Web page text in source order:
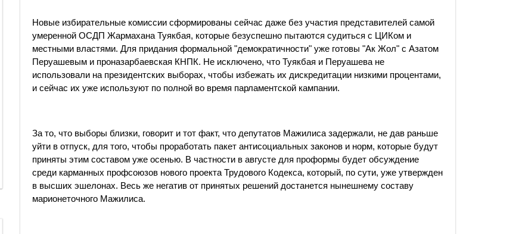
Новые избирательные комиссии сформированы сейчас даже без участия представителей самой
умеренной ОСДП Жармахана Туякбая, которые безуспешно пытаются судиться с ЦИКом и
местными властями. Для придания формальной "демократичности" уже готовы "Ак Жол" с Азатом
Перуашевым и проназарбаевская КНПК. Не исключено, что Туякбая и Перуашева не
использовали на президентских выборах, чтобы избежать их дискредитации низкими процентами,
и сейчас их уже используют по полной во время парламентской кампании.
За то, что выборы близки, говорит и тот факт, что депутатов Мажилиса задержали, не дав раньше
уйти в отпуск, для того, чтобы проработать пакет антисоциальных законов и норм, которые будут
приняты этим составом уже осенью. В частности в августе для проформы будет обсуждение
среди карманных профсоюзов нового проекта Трудового Кодекса, который, по сути, уже утвержден
в высших эшелонах. Весь же негатив от принятых решений достанется нынешнему составу
марионеточного Мажилиса.